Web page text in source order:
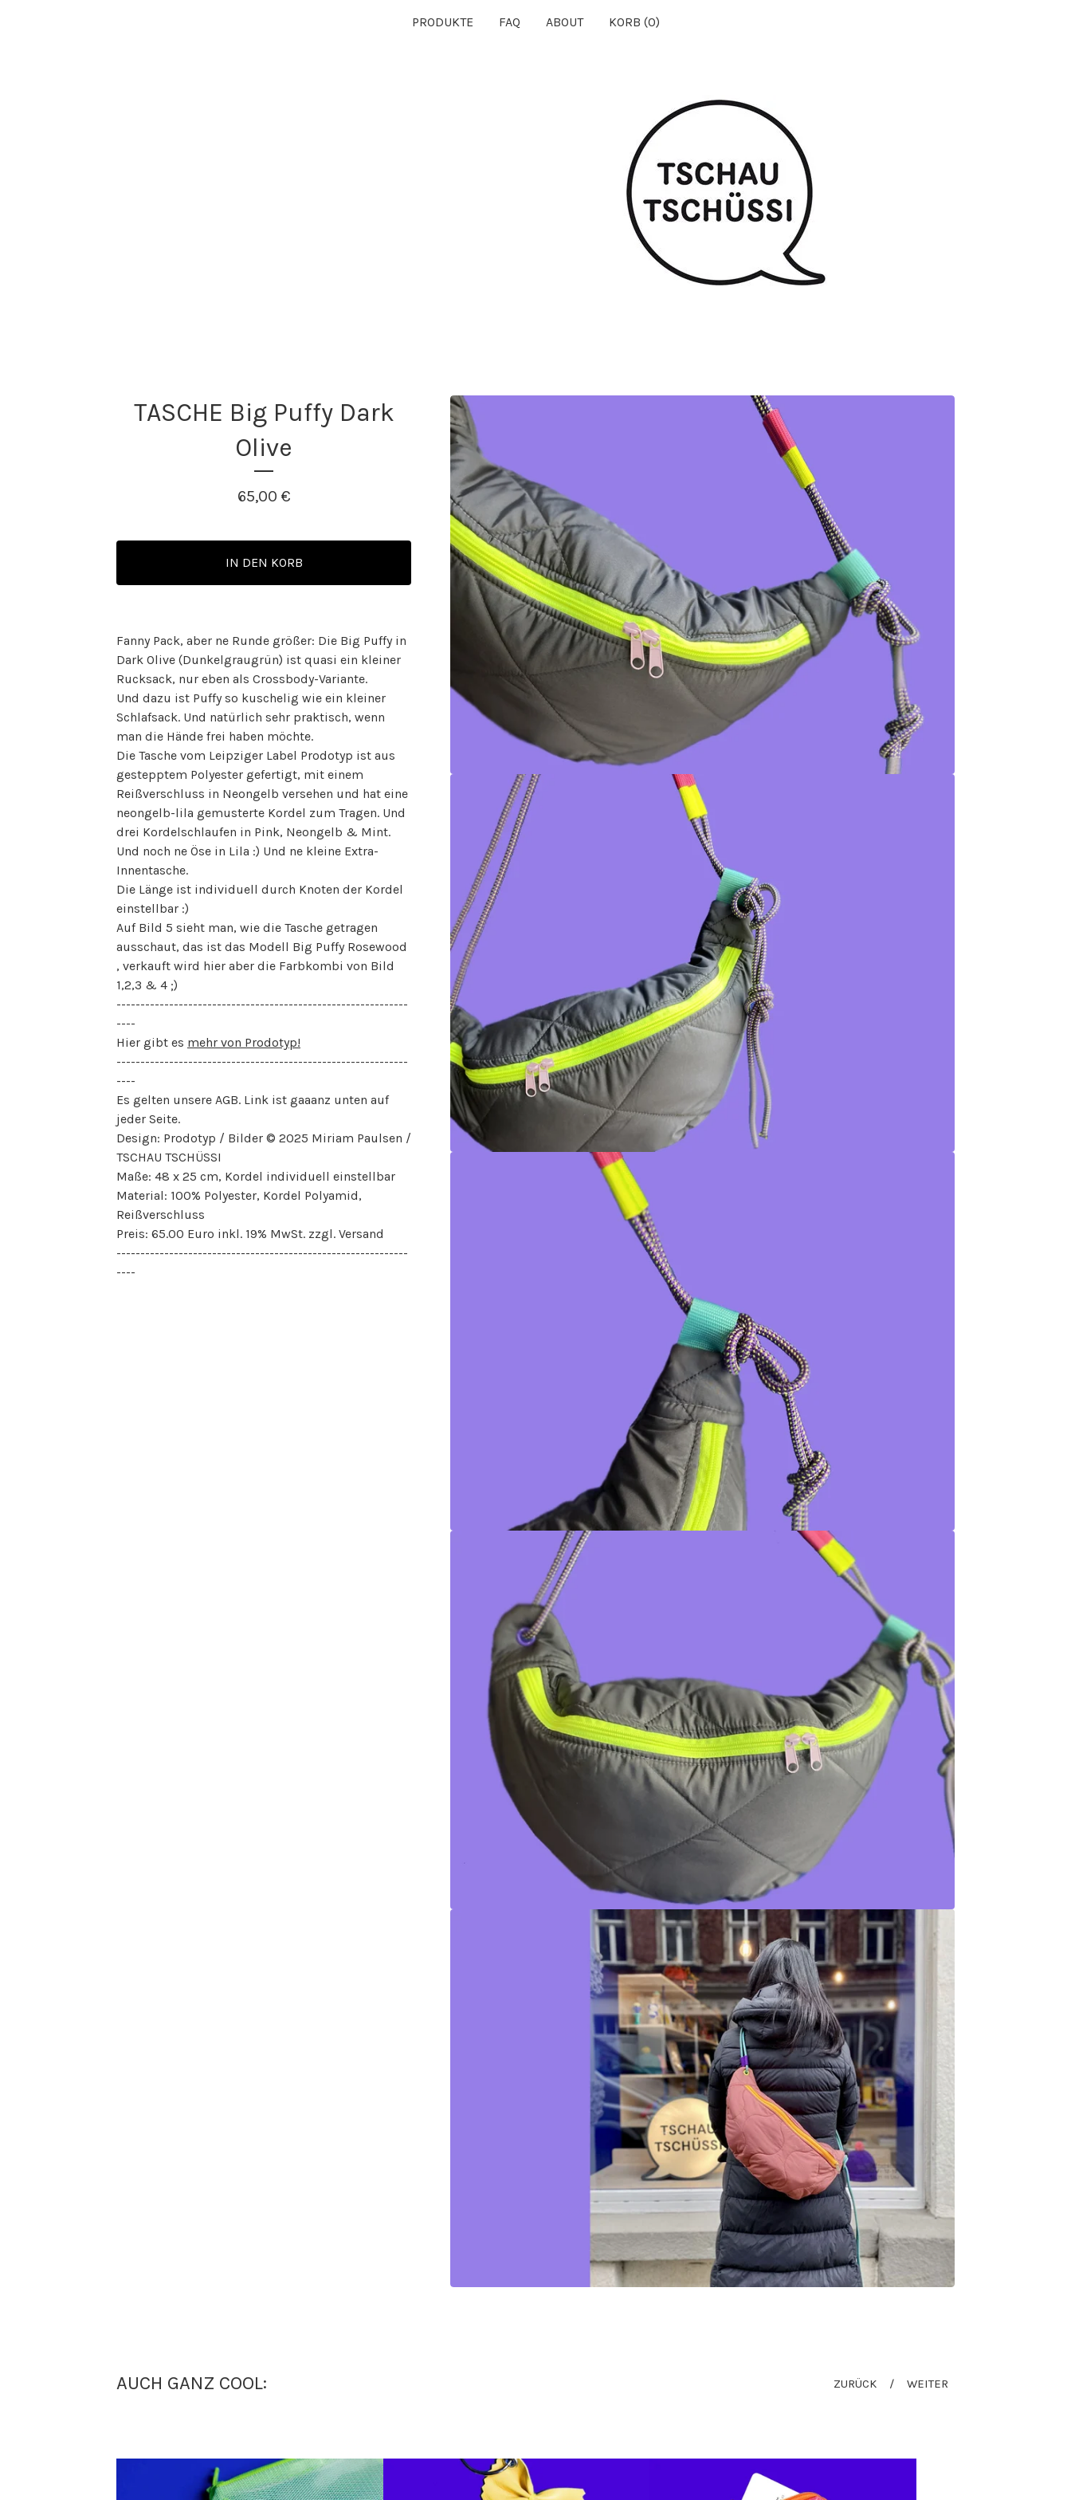
PRODUKTE FAQ ABOUT KORB (0)
TASCHE Big Puffy Dark
Olive
65,00 €
IN DEN KORB
Fanny Pack, aber ne Runde größer: Die Big Puffy in
Dark Olive (Dunkelgraugrün) ist quasi ein kleiner
Rucksack, nur eben als Crossbody-Variante.
Und dazu ist Puffy so kuschelig wie ein kleiner
Schlafsack. Und natürlich sehr praktisch, wenn
man die Hände frei haben möchte.
Die Tasche vom Leipziger Label Prodotyp ist aus
gestepptem Polyester gefertigt, mit einem
Reißverschluss in Neongelb versehen und hat eine
neongelb-lila gemusterte Kordel zum Tragen. Und
drei Kordelschlaufen in Pink, Neongelb & Mint.
Und noch ne Öse in Lila :) Und ne kleine Extra-
Innentasche.
Die Länge ist individuell durch Knoten der Kordel
einstellbar :)
Auf Bild 5 sieht man, wie die Tasche getragen
ausschaut, das ist das Modell Big Puffy Rosewood
, verkauft wird hier aber die Farbkombi von Bild
1,2,3 & 4 ;)
-------------------------------------------------------------
----
Hier gibt es mehr von Prodotyp!
-------------------------------------------------------------
----
Es gelten unsere AGB. Link ist gaaanz unten auf
jeder Seite.
Design: Prodotyp / Bilder © 2025 Miriam Paulsen /
TSCHAU TSCHÜSSI
Maße: 48 x 25 cm, Kordel individuell einstellbar
Material: 100% Polyester, Kordel Polyamid,
Reißverschluss
Preis: 65.00 Euro inkl. 19% MwSt. zzgl. Versand
-------------------------------------------------------------
----
AUCH GANZ COOL: ZURÜCK WEITER